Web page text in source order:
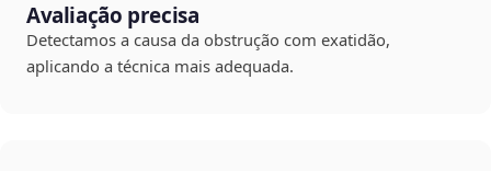
Avaliação precisa
Detectamos a causa da obstrução com exatidão,
aplicando a técnica mais adequada.